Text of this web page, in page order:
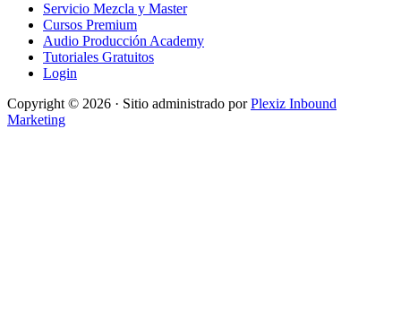
Servicio Mezcla y Master
Cursos Premium
Audio Producción Academy
Tutoriales Gratuitos
Login
Copyright © 2026 · Sitio administrado porPlexiz Inbound
Marketing